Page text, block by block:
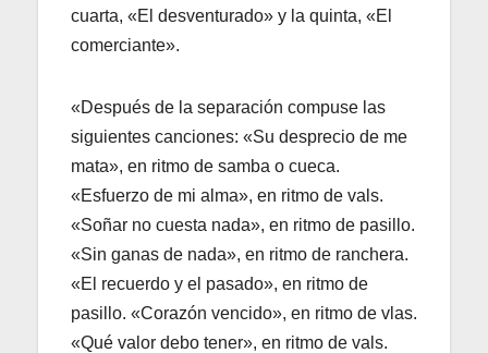
cuarta, «El desventurado» y la quinta, «El
comerciante».
«Después de la separación compuse las
siguientes canciones: «Su desprecio de me
mata», en ritmo de samba o cueca.
«Esfuerzo de mi alma», en ritmo de vals.
«Soñar no cuesta nada», en ritmo de pasillo.
«Sin ganas de nada», en ritmo de ranchera.
«El recuerdo y el pasado», en ritmo de
pasillo. «Corazón vencido», en ritmo de vlas.
«Qué valor debo tener», en ritmo de vals.